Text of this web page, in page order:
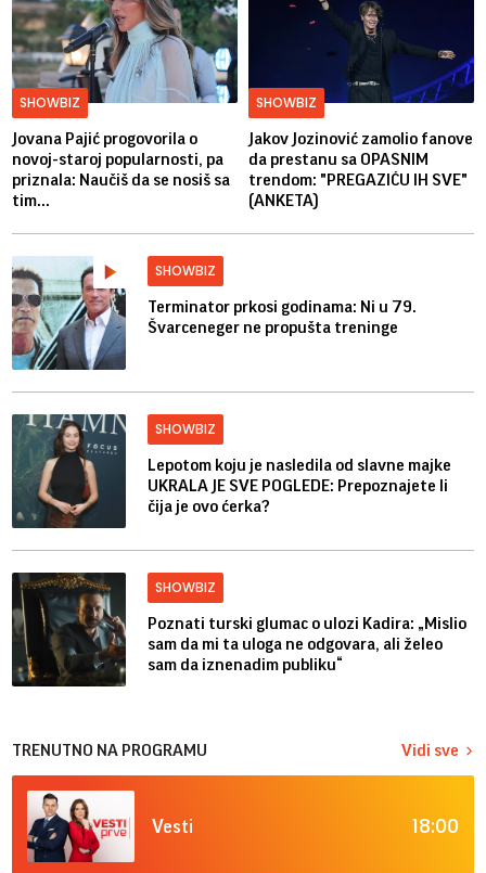
SHOWBIZ
Jovana Pajić progovorila o
novoj-staroj popularnosti, pa
priznala: Naučiš da se nosiš sa
tim...
SHOWBIZ
Jakov Jozinović zamolio fanove
da prestanu sa OPASNIM
trendom: "PREGAZIĆU IH SVE"
(ANKETA)
SHOWBIZ
Terminator prkosi godinama: Ni u 79.
Švarceneger ne propušta treninge
SHOWBIZ
Lepotom koju je nasledila od slavne majke
UKRALA JE SVE POGLEDE: Prepoznajete li
čija je ovo ćerka?
SHOWBIZ
Poznati turski glumac o ulozi Kadira: „Mislio
sam da mi ta uloga ne odgovara, ali želeo
sam da iznenadim publiku“
TRENUTNO NA PROGRAMU Vidi sve
Vesti 18:00